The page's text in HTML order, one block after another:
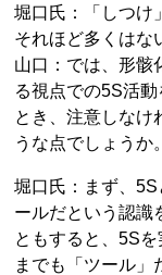
堀口氏：「しつけ
それほど多くはな
山口：では、形骸
る視点での5S活
とき、注意しなけ
うな点でしょうか。
堀口氏：まず、
ールだという認識
ともすると、5S
までも「ツール」